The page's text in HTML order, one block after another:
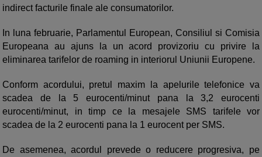
indirect facturile finale ale consumatorilor.
In luna februarie, Parlamentul European, Consiliul si Comisia
Europeana au ajuns la un acord provizoriu cu privire la
eliminarea tarifelor de roaming in interiorul Uniunii Europene.
Conform acordului, pretul maxim la apelurile telefonice va
scadea de la 5 eurocenti/minut pana la 3,2 eurocenti
eurocenti/minut, in timp ce la mesajele SMS tarifele vor
scadea de la 2 eurocenti pana la 1 eurocent per SMS.
De asemenea, acordul prevede o reducere progresiva, pe